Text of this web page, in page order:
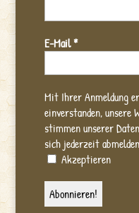
E-Mail*
Mit Ihrer Anmeldung
einverstanden, unsere
stimmen unserer
sich jederzeit
Akzeptieren